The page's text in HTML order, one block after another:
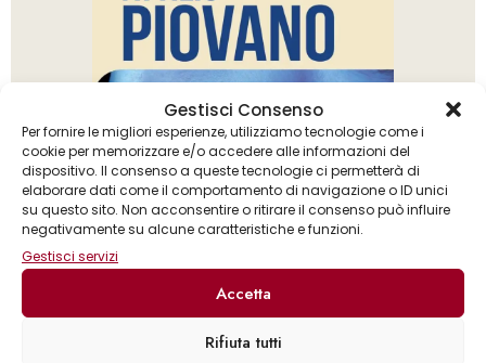
Gestisci Consenso
Per fornire le migliori esperienze, utilizziamo tecnologie come i
cookie per memorizzare e/o accedere alle informazioni del
dispositivo. Il consenso a queste tecnologie ci permetterà di
elaborare dati come il comportamento di navigazione o ID unici
su questo sito. Non acconsentire o ritirare il consenso può influire
negativamente su alcune caratteristiche e funzioni.
Gestisci servizi
Accetta
Rifiuta tutti